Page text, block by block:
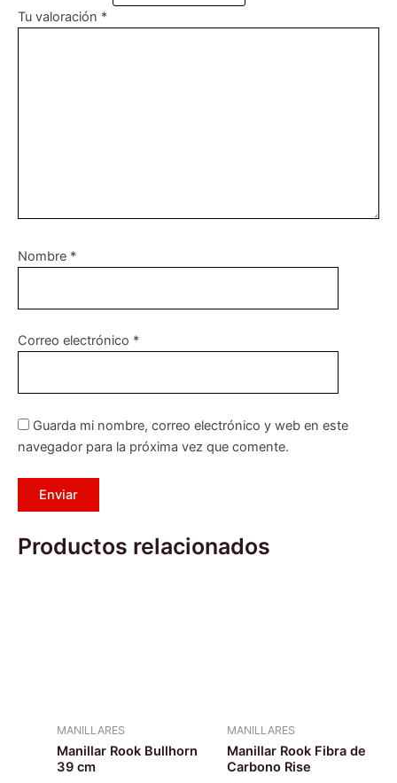
Tu valoración *
Nombre *
Correo electrónico *
Guarda mi nombre, correo electrónico y web en este
navegador para la próxima vez que comente.
Productos relacionados
MANILLARES
Manillar Rook Bullhorn
39 cm
MANILLARES
Manillar Rook Fibra de
Carbono Rise